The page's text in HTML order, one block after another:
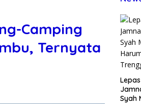
Camping
Ternyata
Syah